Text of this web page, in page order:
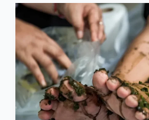
Comment
traiter
une
neuropathie
des
pieds
par